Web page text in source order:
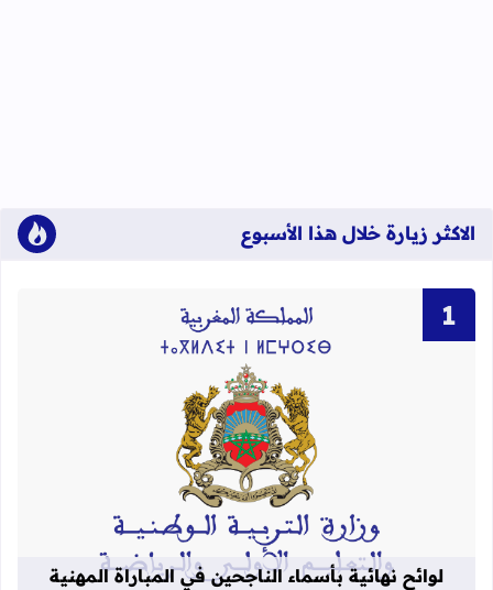
الاكثر زيارة خلال هذا الأسبوع
قراءة المزيد عن لوائح نهائية بأسماء
لوائح نهائية بأسماء الناجحين في المباراة المهنية